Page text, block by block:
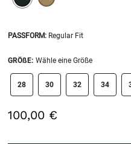
selected
PASSFORM: Regular Fit
GRÖßE: Wähle eine Größe
size swatch
28 30 32 34
100,00 €